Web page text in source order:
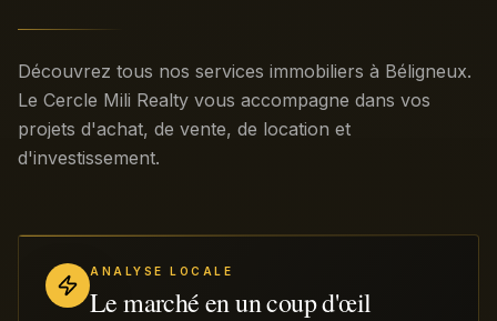
Découvrez tous nos services immobiliers à Béligneux.
Le Cercle Mili Realty vous accompagne dans vos
projets d'achat, de vente, de location et
d'investissement.
ANALYSE LOCALE
Le marché en un coup d'œil